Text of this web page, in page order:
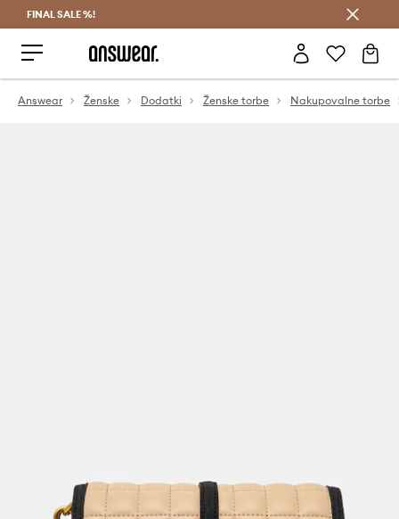
FINAL SALE %!
Answear Ženske Dodatki Ženske torbe Nakupovalne torbe